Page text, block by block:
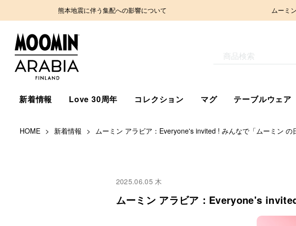
熊本地震に伴う集配への影響について ムーミ
新着情報 Love 30周年 コレクション マグ テーブルウェア
HOME 新着情報 ムーミン アラビア：Everyone's invited ! みんなで「ムーミン の
2025.06.05 木
ムーミン アラビア：Everyone's